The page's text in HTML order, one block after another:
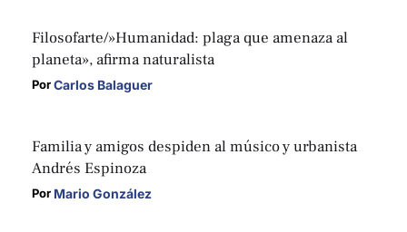
Filosofarte/»Humanidad: plaga que amenaza al
planeta», afirma naturalista
Por Carlos Balaguer
Familia y amigos despiden al músico y urbanista
Andrés Espinoza
Por Mario González